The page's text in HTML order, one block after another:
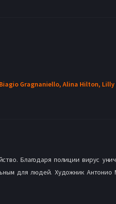
Biagio Gragnaniello, Alina Hilton, Lilly
Благодаря полиции вирус
для людей. Художник